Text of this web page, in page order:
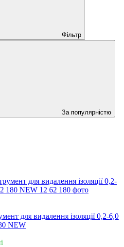
Фільтр
За популярністю
для видалення ізоляції 0,2-6,0
NEW